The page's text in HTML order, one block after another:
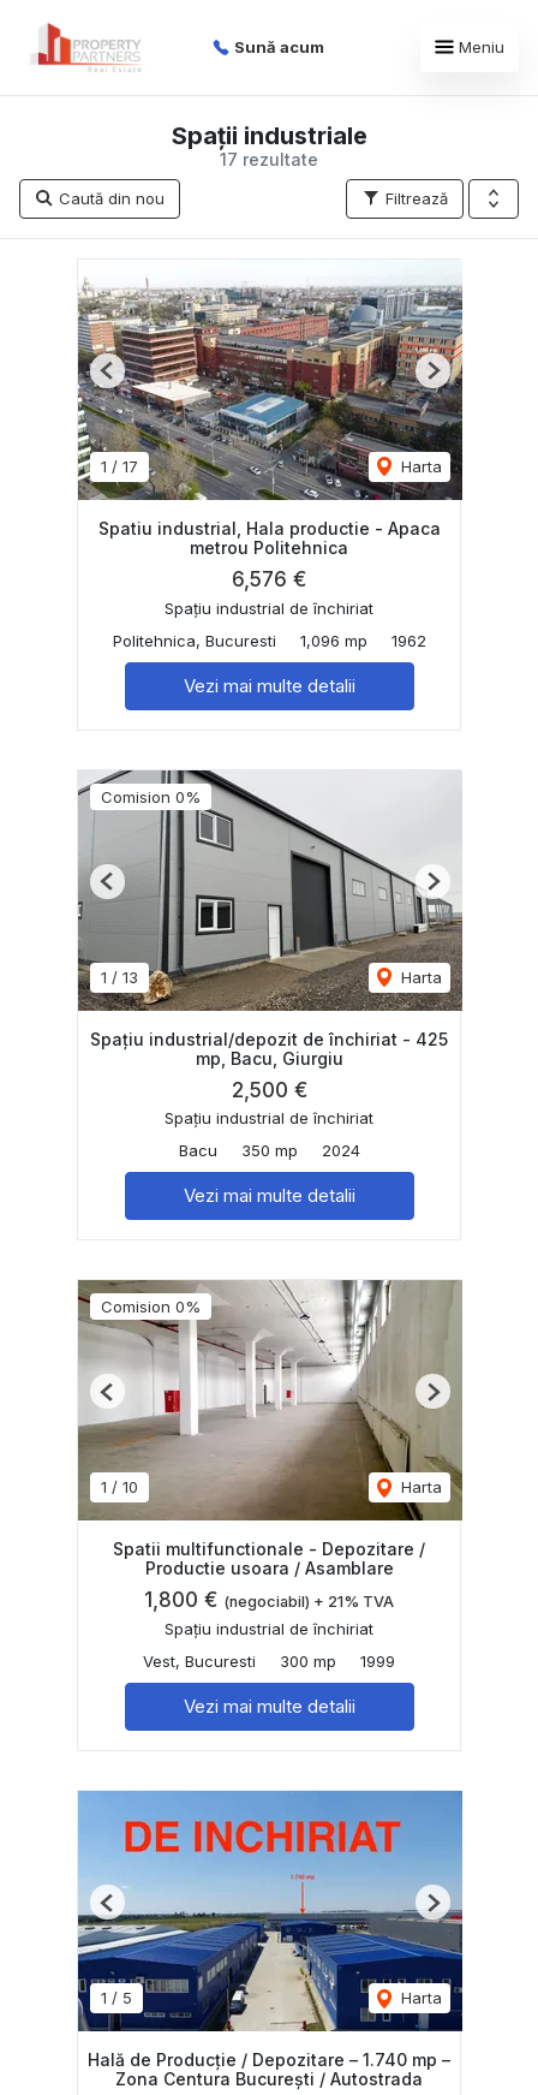
Sună acum Meniu
17 rezultate
Spații industriale
Filtrează
Caută din nou
1 / 17 Harta
Previous Next
Spatiu industrial, Hala productie - Apaca
metrou Politehnica
6,576 €
Spațiu industrial de închiriat
Politehnica, Bucuresti
1,096 mp 1962
Vezi mai multe detalii
Comision 0%
1 / 13 Harta
Previous Next
Spațiu industrial/depozit de închiriat - 425
mp, Bacu, Giurgiu
2,500 €
Spațiu industrial de închiriat
Bacu
350 mp 2024
Vezi mai multe detalii
Comision 0%
1 / 10 Harta
Previous Next
Spatii multifunctionale - Depozitare /
Productie usoara / Asamblare
1,800 € (negociabil) + 21% TVA
Spațiu industrial de închiriat
Vest, Bucuresti
300 mp 1999
Vezi mai multe detalii
1 / 5 Harta
Previous Next
Hală de Producție / Depozitare – 1.740 mp –
Zona Centura București / Autostrada